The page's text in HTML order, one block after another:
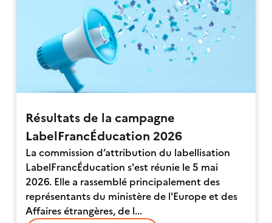
Résultats de la campagne
LabelFrancÉducation 2026
La commission d’attribution du labellisation
LabelFrancÉducation s'est réunie le 5 mai
2026. Elle a rassemblé principalement des
représentants du ministère de l'Europe et des
Affaires étrangères, de l...